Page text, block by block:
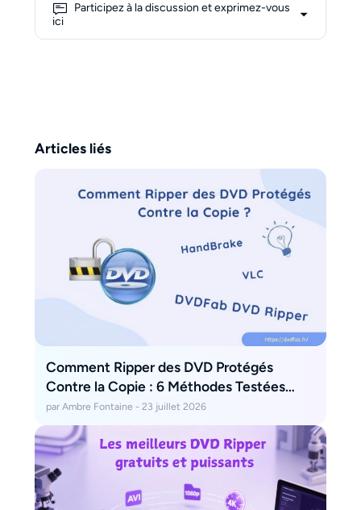
DVD, UHD, Blu-ray, vidéo et bien
Participez à la discussion et exprimez-vous
ici
Articles liés
Comment Ripper des DVD Protégés
Contre la Copie : 6 Méthodes Testées
[2026]
par Ambre Fontaine - 23 juillet 2026